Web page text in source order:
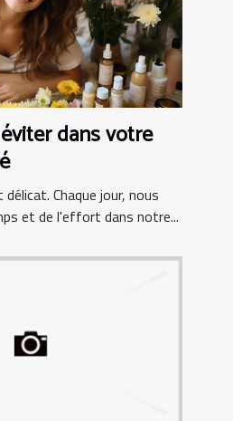
dans votre
Chaque jour, nous
et de l'effort dans notre...